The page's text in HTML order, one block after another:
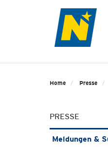
Home Presse
PRESSE
Meldungen &